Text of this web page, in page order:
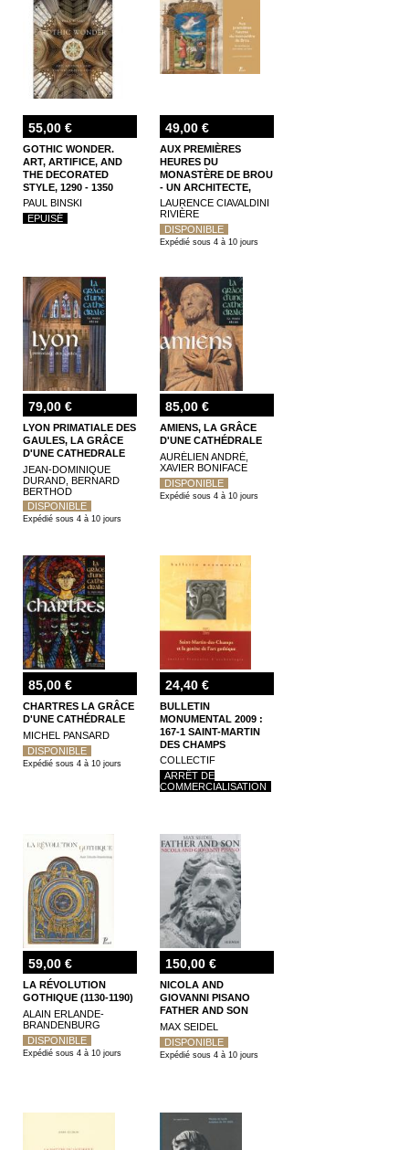
55,00 €
GOTHIC WONDER.
ART, ARTIFICE, AND
THE DECORATED
STYLE, 1290 - 1350
PAUL BINSKI
EPUISÉ
49,00 €
AUX PREMIÈRES
HEURES DU
MONASTÈRE DE BROU
- UN ARCHITECTE,
UNE REINE, UN LIVRE
LAURENCE CIAVALDINI
RIVIÈRE
DISPONIBLE
Expédié sous 4 à 10 jours
79,00 €
LYON PRIMATIALE DES
GAULES, LA GRÂCE
D'UNE CATHEDRALE
JEAN-DOMINIQUE
DURAND, BERNARD
BERTHOD
DISPONIBLE
Expédié sous 4 à 10 jours
85,00 €
AMIENS, LA GRÂCE
D'UNE CATHÉDRALE
AURÉLIEN ANDRÉ,
XAVIER BONIFACE
DISPONIBLE
Expédié sous 4 à 10 jours
85,00 €
CHARTRES LA GRÂCE
D'UNE CATHÉDRALE
MICHEL PANSARD
DISPONIBLE
Expédié sous 4 à 10 jours
24,40 €
BULLETIN
MONUMENTAL 2009 :
167-1 SAINT-MARTIN
DES CHAMPS
COLLECTIF
ARRÊT DE
COMMERCIALISATION
59,00 €
LA RÉVOLUTION
GOTHIQUE (1130-1190)
ALAIN ERLANDE-
BRANDENBURG
DISPONIBLE
Expédié sous 4 à 10 jours
150,00 €
NICOLA AND
GIOVANNI PISANO
FATHER AND SON
MAX SEIDEL
DISPONIBLE
Expédié sous 4 à 10 jours